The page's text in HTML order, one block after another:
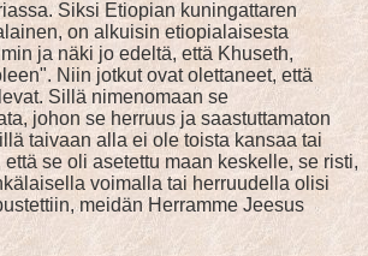
Siksi Etiopian kuningattaren
on alkuisin etiopialaisesta
ja näki jo edeltä, että Khuseth,
Niin jotkut ovat olettaneet, että
Sillä nimenomaan se
johon se herruus ja saastuttamaton
taivaan alla ei ole toista kansaa tai
se oli asetettu maan keskelle, se risti,
voimalla tai herruudella olisi
meidän Herramme Jeesus